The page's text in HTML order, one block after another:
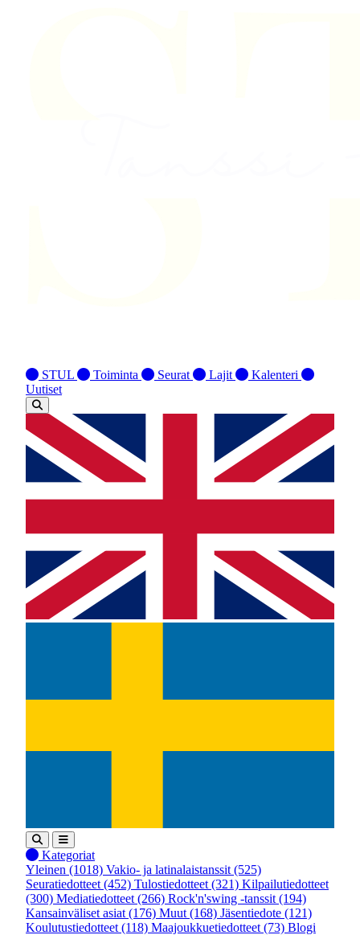
STUL Toiminta Seurat Lajit
Kalenteri
Uutiset
Kategoriat
Yleinen (1018) Vakio- ja latinalaistanssit (525)
Seuratiedotteet (452) Tulostiedotteet (321) Kilpailutiedotteet
(300) Mediatiedotteet (266) Rock'n'swing -tanssit (194)
Kansainväliset asiat (176) Muut (168) Jäsentiedote (121)
Koulutustiedotteet (118) Maajoukkuetiedotteet (73) Blogi